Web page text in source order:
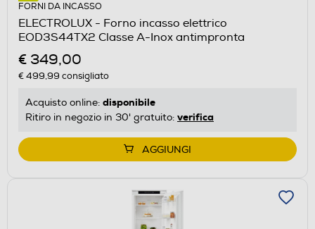
FORNI DA INCASSO
ELECTROLUX - Forno incasso elettrico
EOD3S44TX2 Classe A-Inox antimpronta
€ 349,00
€ 499,99 consigliato
Acquisto online: disponibile
Ritiro in negozio in 30' gratuito: verifica
AGGIUNGI